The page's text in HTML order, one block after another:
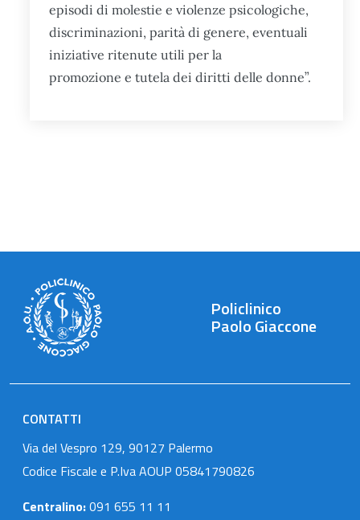
episodi di molestie e violenze psicologiche,
discriminazioni, parità di genere, eventuali
iniziative ritenute utili per la
promozione e tutela dei diritti delle donne”.
Policlinico
Paolo Giaccone
CONTATTI
Via del Vespro 129, 90127 Palermo
Codice Fiscale e P.Iva AOUP 05841790826
Centralino:091 655 11 11